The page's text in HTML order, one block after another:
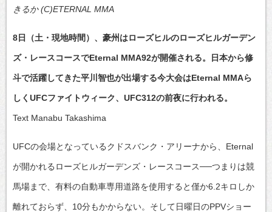
きるか (C)ETERNAL MMA
8日（土・現地時間）、豪州はローズヒルのローズヒルガーデン
ズ・レースコースでEternal MMA92が開催される。日本から修
斗で活躍してきた平川智也が出場する今大会はEternal MMAら
しくUFCファイトウィーク、UFC312の前夜に行われる。
Text Manabu Takashima
UFCの会場となっているクドスバンク・アリーナから、Eternal
が開かれるローズヒルガーデンズ・レースコース──つまりは競
馬場まで、有料の自動車専用道路を使用すると僅か6.2キロしか
離れておらず、10分もかからない。そして日曜日のPPVショー